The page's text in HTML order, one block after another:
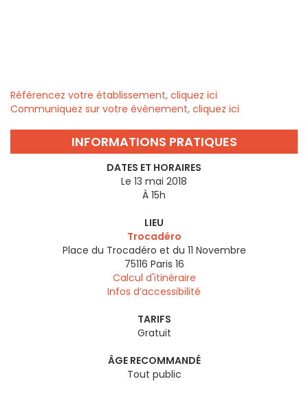
Référencez votre établissement, cliquez ici
Communiquez sur votre évènement, cliquez ici
INFORMATIONS PRATIQUES
DATES ET HORAIRES
Le 13 mai 2018
À 15h
LIEU
Trocadéro
Place du Trocadéro et du 11 Novembre
75116 Paris 16
Calcul d'itinéraire
Infos d’accessibilité
TARIFS
Gratuit
ÂGE RECOMMANDÉ
Tout public